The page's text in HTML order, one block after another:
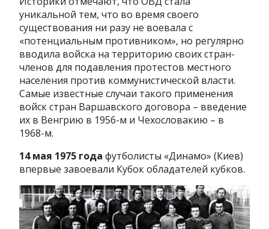
уникальной тем, что во время своего
существования ни разу не воевала с
«потенциальным противником», но регулярно
вводила войска на территорию своих стран-
членов для подавления протестов местного
населения против коммунистической власти.
Самые известные случаи такого применения
войск стран Варшавского договора – введение
их в Венгрию в 1956-м и Чехословакию – в
1968-м.
14 мая 1975 года футболисты «Динамо» (Киев)
впервые завоевали Кубок обладателей кубков.